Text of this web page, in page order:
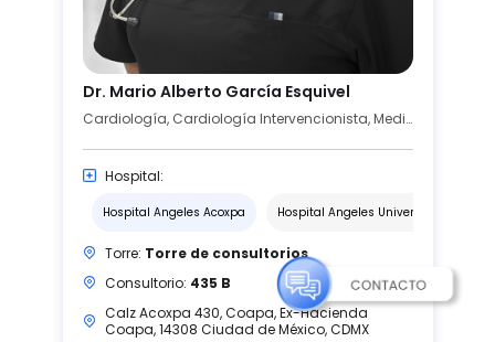
Dr. Mario Alberto García Esquivel
Cardiología, Cardiología Intervencionista, Medicina Interna
Hospital:
Hospital Angeles Acoxpa Hospital Angeles Universidad
Torre: Torre de consultorios
Consultorio: 435 B
Calz Acoxpa 430, Coapa, Ex-Hacienda
Coapa, 14308 Ciudad de México, CDMX